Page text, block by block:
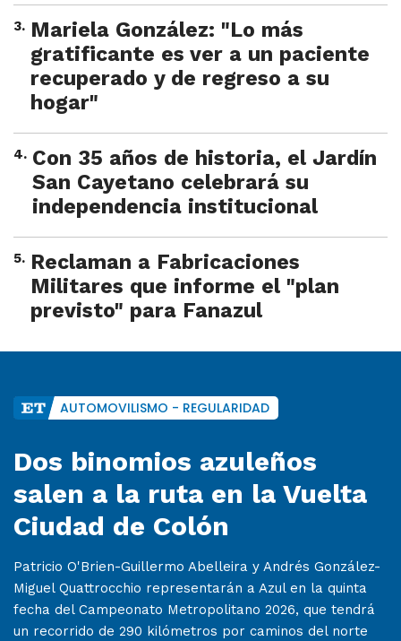
3. Mariela González: "Lo más
gratificante es ver a un paciente
recuperado y de regreso a su
hogar"
4. Con 35 años de historia, el Jardín
San Cayetano celebrará su
independencia institucional
5. Reclaman a Fabricaciones
Militares que informe el "plan
previsto" para Fanazul
AUTOMOVILISMO - REGULARIDAD
Dos binomios azuleños
salen a la ruta en la Vuelta
Ciudad de Colón
Patricio O'Brien-Guillermo Abelleira y Andrés González-
Miguel Quattrocchio representarán a Azul en la quinta
fecha del Campeonato Metropolitano 2026, que tendrá
un recorrido de 290 kilómetros por caminos del norte